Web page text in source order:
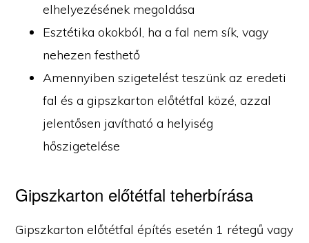
elhelyezésének megoldása
Esztétika okokból, ha a fal nem sík, vagy
nehezen festhető
Amennyiben szigetelést teszünk az eredeti
fal és a gipszkarton előtétfal közé, azzal
jelentősen javítható a helyiség
hőszigetelése
Gipszkarton előtétfal teherbírása
Gipszkarton előtétfal építés esetén 1 rétegű vagy